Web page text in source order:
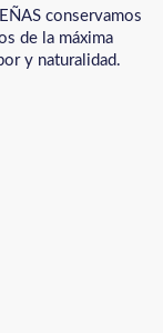
conservamos
de la máxima
y naturalidad.